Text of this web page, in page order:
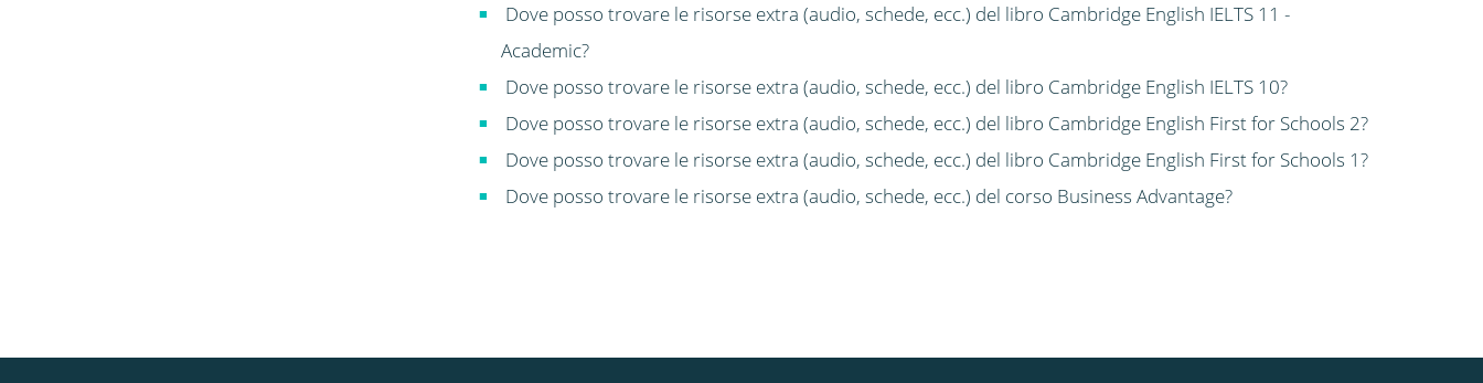
Dove posso trovare le risorse extra (audio, schede, ecc.) del libro Cambridge English IELTS 11 -
Academic?
Dove posso trovare le risorse extra (audio, schede, ecc.) del libro Cambridge English IELTS 10?
Dove posso trovare le risorse extra (audio, schede, ecc.) del libro Cambridge English First for Schools 2?
Dove posso trovare le risorse extra (audio, schede, ecc.) del libro Cambridge English First for Schools 1?
Dove posso trovare le risorse extra (audio, schede, ecc.) del corso Business Advantage?